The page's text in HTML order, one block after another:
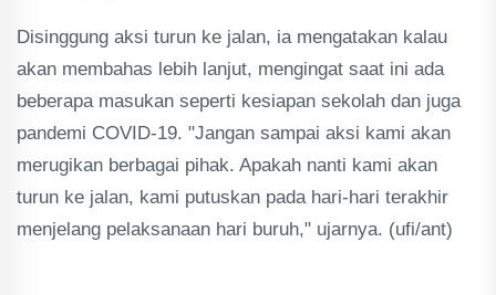
Disinggung aksi turun ke jalan, ia mengatakan kalau
akan membahas lebih lanjut, mengingat saat ini ada
beberapa masukan seperti kesiapan sekolah dan juga
pandemi COVID-19. "Jangan sampai aksi kami akan
merugikan berbagai pihak. Apakah nanti kami akan
turun ke jalan, kami putuskan pada hari-hari terakhir
menjelang pelaksanaan hari buruh," ujarnya. (ufi/ant)